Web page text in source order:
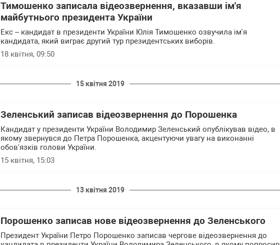
Тимошенко записала відеозвернення, вказавши ім'я
майбутнього президента України
Екс – кандидат в президенти України Юлія Тимошенко озвучила ім'я
кандидата, який виграє другий тур президентських виборів.
18 квітня, 09:50
15 квітня 2019
Зеленський записав відеозвернення до Порошенка
Кандидат у президенти України Володимир Зеленський опублікував відео, в
якому звернувся до Петра Порошенка, акцентуючи увагу на виконанні
обов'язків голови України.
15 квітня, 15:03
13 квітня 2019
Порошенко записав нове відеозвернення до Зеленського
Президент України Петро Порошенко записав чергове відеозвернення до